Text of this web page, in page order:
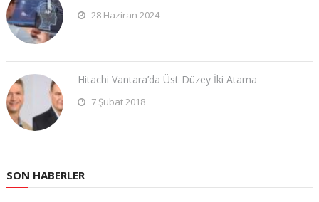
28 Haziran 2024
Hitachi Vantara’da Üst Düzey İki Atama
7 Şubat 2018
SON HABERLER